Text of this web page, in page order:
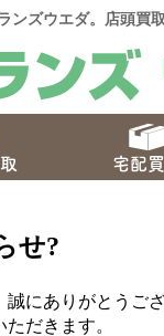
ンズウエダ。店頭買
宅配
せ?
にありがとうご
だきます。